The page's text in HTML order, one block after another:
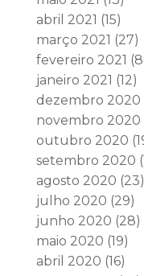
abril 2021 (15)
março 2021 (27)
fevereiro 2021
janeiro 2021 (12)
dezembro 2020
novembro 2020
outubro 2020
setembro 2020
agosto 2020 (23)
julho 2020 (29)
junho 2020 (28)
maio 2020 (19)
abril 2020 (16)